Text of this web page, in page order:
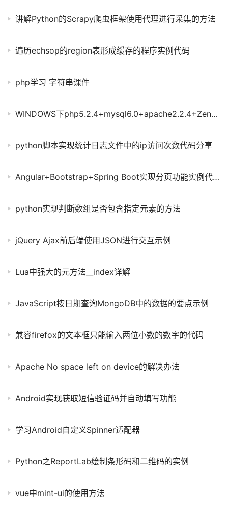
讲解Python的Scrapy爬虫框架使用代理进行采集的方法
遍历echsop的region表形成缓存的程序实例代码
php学习 字符串课件
WINDOWS下php5.2.4+mysql6.0+apache2.2.4+ZendOptimizer-3.3.0配置
python脚本实现统计日志文件中的ip访问次数代码分享
Angular+Bootstrap+Spring Boot实现分页功能实例代码
python实现判断数组是否包含指定元素的方法
jQuery Ajax前后端使用JSON进行交互示例
Lua中强大的元方法__index详解
JavaScript按日期查询MongoDB中的数据的要点示例
兼容firefox的文本框只能输入两位小数的数字的代码
Apache No space left on device的解决办法
Android实现获取短信验证码并自动填写功能
学习Android自定义Spinner适配器
Python之ReportLab绘制条形码和二维码的实例
vue中mint-ui的使用方法